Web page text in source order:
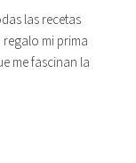
las recetas
mi prima
me fascinan la